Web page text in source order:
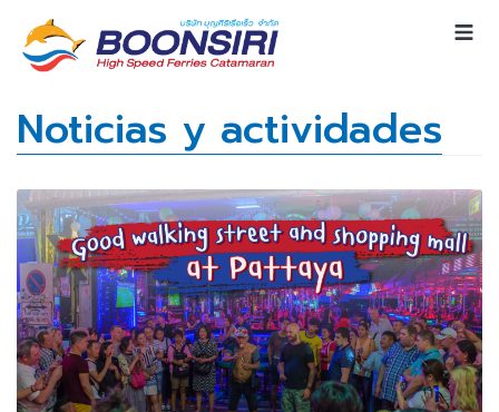
Noticias y actividades